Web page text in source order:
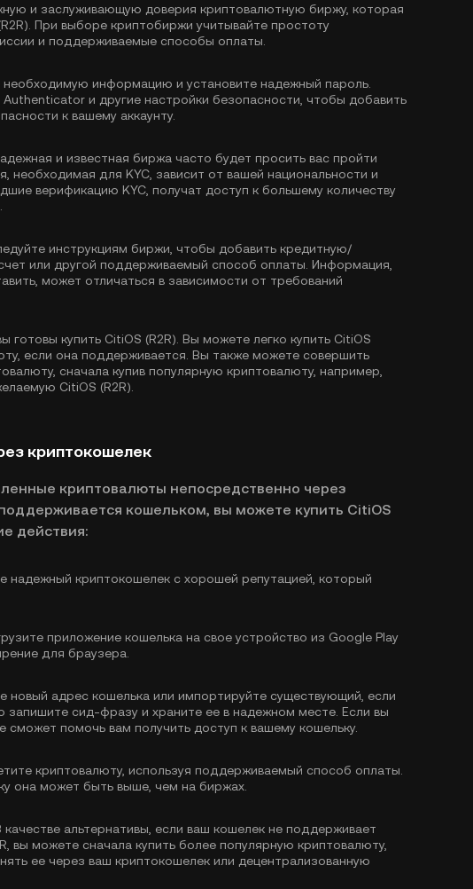
и заслуживающую доверия криптовалютную биржу, которая
При выборе криптобиржи учитывайте простоту
и поддерживаемые способы оплаты.
необходимую информацию и установите надежный пароль.
Authenticator и другие настройки безопасности, чтобы добавить
к вашему аккаунту.
и известная биржа часто будет просить вас пройти
необходимая для KYC, зависит от вашей национальности и
верификацию KYC, получат доступ к большему количеству
инструкциям биржи, чтобы добавить кредитную/
или другой поддерживаемый способ оплаты. Информация,
может отличаться в зависимости от требований
готовы купить CitiOS (R2R). Вы можете легко купить CitiOS
если она поддерживается. Вы также можете совершить
сначала купив популярную криптовалюту, например,
CitiOS (R2R).
криптокошелек
криптовалюты непосредственно через
кошельком, вы можете купить CitiOS
действия:
надежный криптокошелек с хорошей репутацией, который
приложение кошелька на свое устройство из Google Play
для браузера.
новый адрес кошелька или импортируйте существующий, если
запишите сид-фразу и храните ее в надежном месте. Если вы
сможет помочь вам получить доступ к вашему кошельку.
криптовалюту, используя поддерживаемый способ оплаты.
она может быть выше, чем на биржах.
качестве альтернативы, если ваш кошелек не поддерживает
вы можете сначала купить более популярную криптовалюту,
ее через ваш криптокошелек или децентрализованную